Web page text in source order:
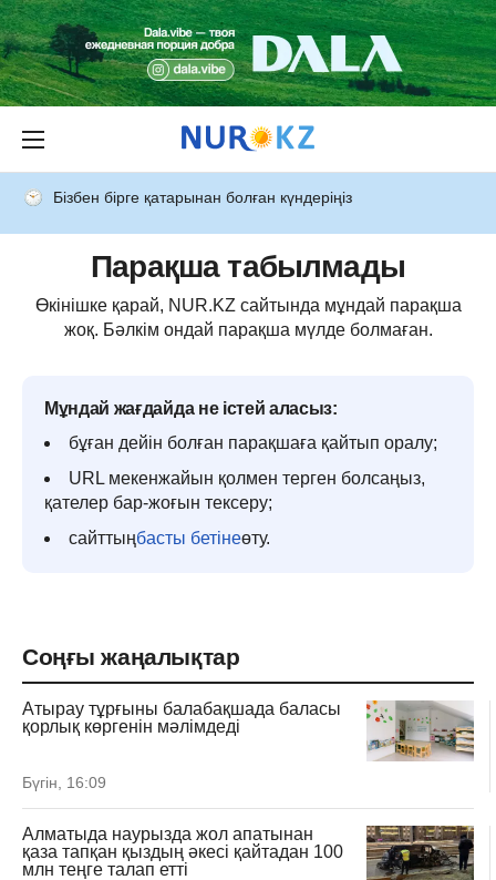
Бізбен бірге қатарынан болған күндеріңіз
Парақша табылмады
Өкінішке қарай, NUR.KZ сайтында мұндай парақша
жоқ. Бәлкім ондай парақша мүлде болмаған.
Мұндай жағдайда не істей аласыз:
бұған дейін болған парақшаға қайтып оралу;
URL мекенжайын қолмен терген болсаңыз,
қателер бар-жоғын тексеру;
сайттыңбасты бетінеөту.
Соңғы жаңалықтар
Атырау тұрғыны балабақшада баласы
қорлық көргенін мәлімдеді
Бүгін, 16:09
Алматыда наурызда жол апатынан
қаза тапқан қыздың әкесі қайтадан 100
млн теңге талап етті